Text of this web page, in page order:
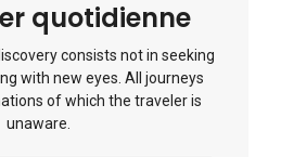
quotidienne
consists not in seeking
with new eyes. All journeys
of which the traveler is
unaware.